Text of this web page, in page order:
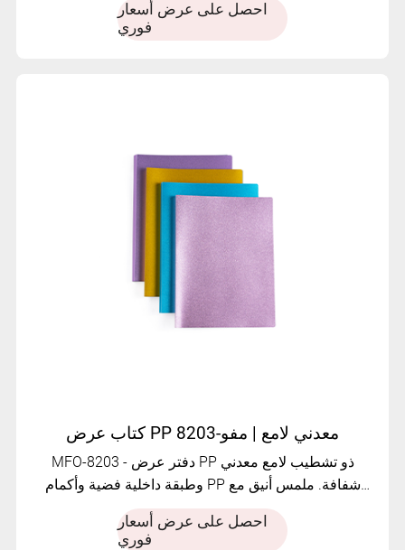
احصل على عرض أسعار
فوري
كتاب عرض PP معدني لامع | مفو-8203
MFO-8203 - دفتر عرض PP ذو تشطيب لامع معدني
وطبقة داخلية فضية وأكمام PP شفافة. ملمس أنيق مع
احصل على عرض أسعار
فوري